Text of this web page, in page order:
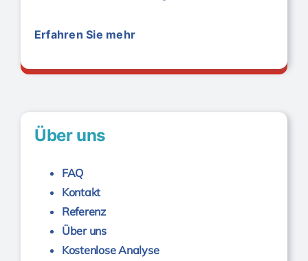
Erfahren Sie mehr
Über uns
FAQ
Kontakt
Referenz
Über uns
Kostenlose Analyse